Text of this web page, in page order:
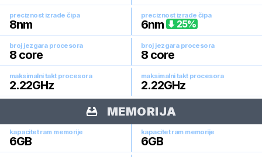
preciznost izrade čipa
8nm
preciznost izrade čipa
6nm 25%
broj jezgara procesora
8 core
broj jezgara procesora
8 core
maksimalni takt procesora
2.22GHz
maksimalni takt procesora
2.22GHz
MEMORIJA
kapacitet ram memorije
6GB
kapacitet ram memorije
6GB